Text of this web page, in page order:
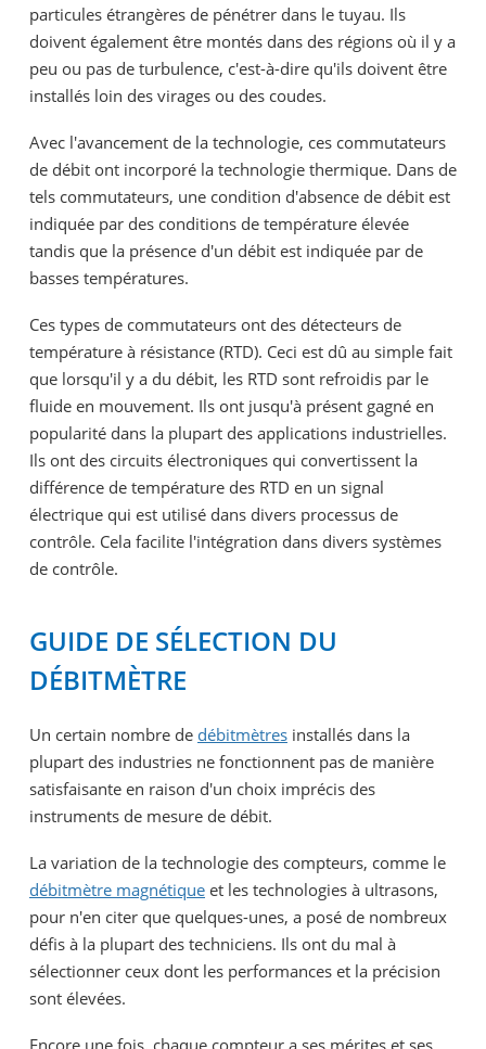
particules étrangères de pénétrer dans le tuyau. Ils
doivent également être montés dans des régions où il y a
peu ou pas de turbulence, c'est-à-dire qu'ils doivent être
installés loin des virages ou des coudes.
Avec l'avancement de la technologie, ces commutateurs
de débit ont incorporé la technologie thermique. Dans de
tels commutateurs, une condition d'absence de débit est
indiquée par des conditions de température élevée
tandis que la présence d'un débit est indiquée par de
basses températures.
Ces types de commutateurs ont des détecteurs de
température à résistance (RTD). Ceci est dû au simple fait
que lorsqu'il y a du débit, les RTD sont refroidis par le
fluide en mouvement. Ils ont jusqu'à présent gagné en
popularité dans la plupart des applications industrielles.
Ils ont des circuits électroniques qui convertissent la
différence de température des RTD en un signal
électrique qui est utilisé dans divers processus de
contrôle. Cela facilite l'intégration dans divers systèmes
de contrôle.
GUIDE DE SÉLECTION DU
DÉBITMÈTRE
Un certain nombre de débitmètres installés dans la
plupart des industries ne fonctionnent pas de manière
satisfaisante en raison d'un choix imprécis des
instruments de mesure de débit.
La variation de la technologie des compteurs, comme le
débitmètre magnétique et les technologies à ultrasons,
pour n'en citer que quelques-unes, a posé de nombreux
défis à la plupart des techniciens. Ils ont du mal à
sélectionner ceux dont les performances et la précision
sont élevées.